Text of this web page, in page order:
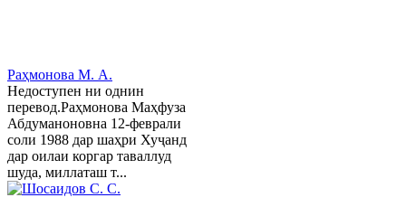
Раҳмонова М. А.
Недоступен ни однин
перевод.Раҳмонова Маҳфуза
Абдуманоновна 12-феврали
соли 1988 дар шаҳри Хуҷанд
дар оилаи коргар таваллуд
шуда, миллаташ т...